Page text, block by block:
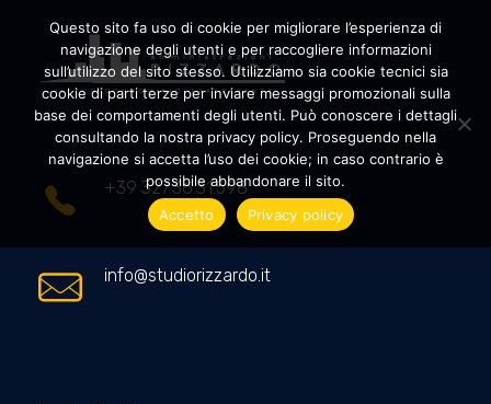
Amministrazioni Rizzardo
+39 327.36.31.598
info@studiorizzardo.it
Questo sito fa uso di cookie per migliorare l’esperienza di
navigazione degli utenti e per raccogliere informazioni
sull’utilizzo del sito stesso. Utilizziamo sia cookie tecnici sia
cookie di parti terze per inviare messaggi promozionali sulla
base dei comportamenti degli utenti. Può conoscere i dettagli
consultando la nostra privacy policy. Proseguendo nella
navigazione si accetta l’uso dei cookie; in caso contrario è
possibile abbandonare il sito.
Accetto
Privacy policy